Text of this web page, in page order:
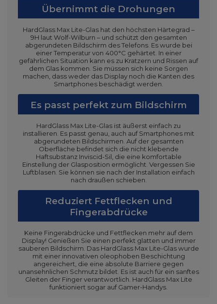
Übernimmt die Drohungen
HardGlass Max Lite-Glas hat den höchsten Härtegrad –
9H laut Wolf-Wilburn – und schützt den gesamten
abgerundeten Bildschirm des Telefons. Es wurde bei
einer Temperatur von 400°C gehärtet. In einer
gefährlichen Situation kann es zu Kratzern und Rissen auf
dem Glas kommen. Sie müssen sich keine Sorgen
machen, dass weder das Display noch die Kanten des
Smartphones beschädigt werden.
Es passt perfekt zum Bildschirm
HardGlass Max Lite-Glas ist äußerst einfach zu
installieren. Es passt genau, auch auf Smartphones mit
abgerundeten Bildschirmen. Auf der gesamten
Oberfläche befindet sich die nicht klebende
Haftsubstanz Inviscid-Sil, die eine komfortable
Einstellung der Glasposition ermöglicht. Vergessen Sie
Luftblasen. Sie können sie nach der Installation einfach
nach draußen schieben.
Reduziert Fettflecken und
Fingerabdrücke
Keine Fingerabdrücke und Fettflecken mehr auf dem
Display! Genießen Sie einen perfekt glatten und immer
sauberen Bildschirm. Das HardGlass Max Lite-Glas wurde
mit einer innovativen oleophoben Beschichtung
angereichert, die eine absolute Barriere gegen
unansehnlichen Schmutz bildet. Es ist auch für ein sanftes
Gleiten der Finger verantwortlich. HardGlass Max Lite
funktioniert sogar auf Gamer-Handys.